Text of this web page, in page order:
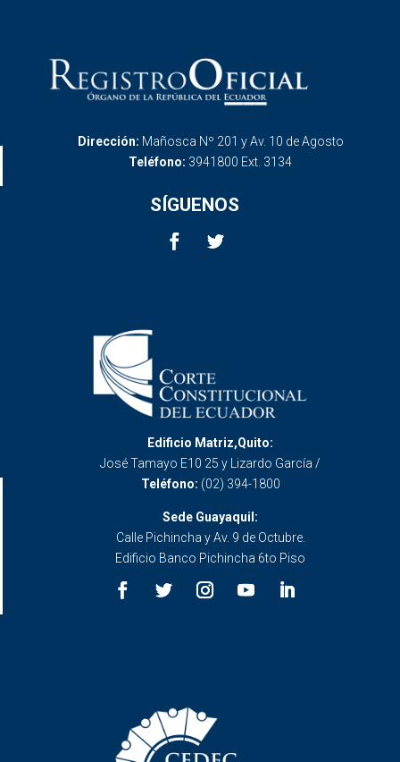
Dirección: Mañosca Nº 201 y Av. 10 de Agosto
Teléfono: 3941800 Ext. 3134
SÍGUENOS
Edificio Matriz,Quito:
José Tamayo E10 25 y Lizardo García /
Teléfono: (02) 394-1800
Sede Guayaquil:
Calle Pichincha y Av. 9 de Octubre.
Edificio Banco Pichincha 6to Piso